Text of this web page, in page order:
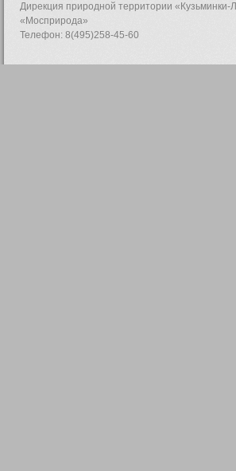
Дирекция природной территории
«Мосприрода»
Телефон: 8(495)258-45-60